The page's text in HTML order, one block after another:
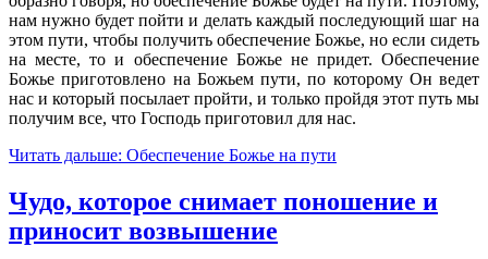
нам нужно будет пойти и делать каждый последующий шаг на
этом пути, чтобы получить обеспечение Божье, но если сидеть
на месте, то и обеспечение Божье не придет. Обеспечение
Божье приготовлено на Божьем пути, по которому Он ведет
нас и который посылает пройти, и только пройдя этот путь мы
получим все, что Господь приготовил для нас.
Читать дальше: Обеспечение Божье на пути
Чудо, которое снимает поношение и
приносит возвышение